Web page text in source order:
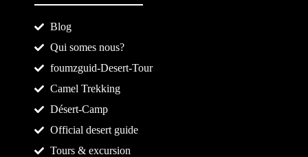
Blog
Qui somes nous?
foumzguid-Desert-Tour
Camel Trekking
Désert-Camp
Official desert guide
Tours & excursion